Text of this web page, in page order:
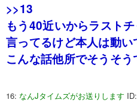
>>13
もう40近いからラスト
言ってるけど本人は動い
こんな話他所でそうそ
16: なんJタイムズがお送りします